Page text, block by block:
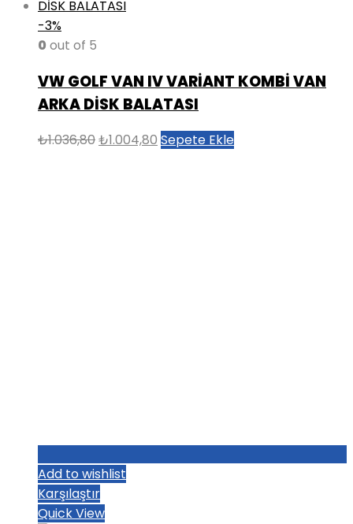
-3%
0 out of 5
VW GOLF VAN IV VARİANT KOMBİ VAN
ARKA DİSK BALATASI
₺1.036,80Orijinal
₺1.004,80 Şu
Sepete Ekle
Add to wishlist
Karşılaştır
Quick View